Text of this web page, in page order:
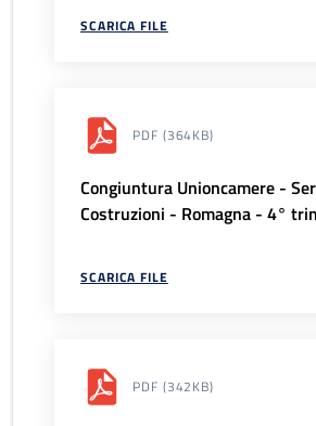
SCARICA FILE
PDF (364KB)
Congiuntura Unioncamere -
Costruzioni - Romagna - 4°
SCARICA FILE
PDF (342KB)